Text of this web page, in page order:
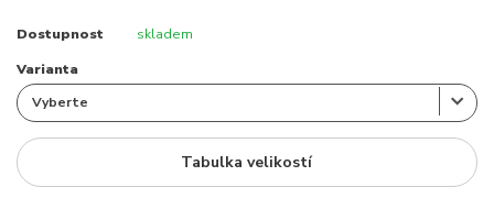
Dostupnost skladem
Varianta
Tabulka velikostí